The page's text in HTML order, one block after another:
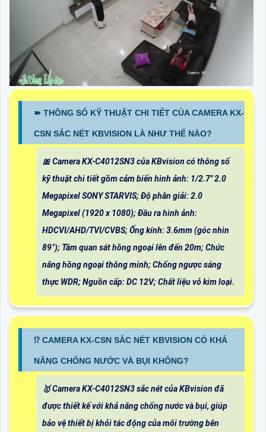
➽ THÔNG SỐ KỸ THUẬT CHI TIẾT CỦA CAMERA KX-
CSN SẮC NÉT KBVISION LÀ NHƯ THẾ NÀO?
🎀 Camera KX-C4012SN3 của KBvision có thông số
kỹ thuật chi tiết gồm cảm biến hình ảnh: 1/2.7" 2.0
Megapixel SONY STARVIS; Độ phân giải: 2.0
Megapixel (1920 x 1080); Đầu ra hình ảnh:
HDCVI/AHD/TVI/CVBS; Ống kính: 3.6mm (góc nhìn
89°); Tầm quan sát hồng ngoại lên đến 20m; Chức
năng hồng ngoại thông minh; Chống ngược sáng
thực WDR; Nguồn cấp: DC 12V; Chất liệu vỏ kim loại.
⁉️ CAMERA KX-CSN SẮC NÉT KBVISION CÓ KHẢ
NĂNG CHỐNG NƯỚC VÀ BỤI KHÔNG?
🥇 Camera KX-C4012SN3 sắc nét của KBvision đã
được thiết kế với khả năng chống nước và bụi, giúp
bảo vệ thiết bị khỏi tác động của môi trường bên